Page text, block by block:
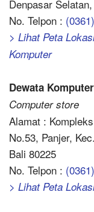
Denpasar
No. Telpon :
> Lihat Peta
Komputer
Dewata Komputer
Computer store
Alamat :
No.53, Panjer,
Bali 80225
No. Telpon :
> Lihat Peta